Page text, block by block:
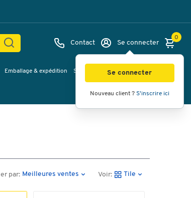
Contact Se connecter
Se connecter
Nouveau client ? S'inscrire ici
0
Emballage & expédition Service & Planification Inspirations
par: Meilleures ventes Voir: Tile